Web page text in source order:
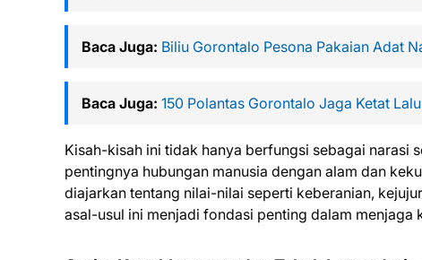
Baca Juga: Biliu Gorontalo Pesona Pakaian Adat
Baca Juga: 150 Polantas Gorontalo Jaga Ketat Lalu
Kisah-kisah ini tidak hanya berfungsi sebagai narasi
pentingnya hubungan manusia dengan alam dan
diajarkan tentang nilai-nilai seperti keberanian,
asal-usul ini menjadi fondasi penting dalam menjaga